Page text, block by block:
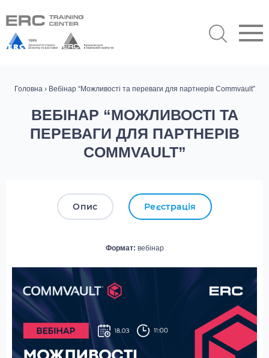
Головна › Вебінар “Можливості та переваги для партнерів Commvault”
ВЕБІНАР “МОЖЛИВОСТІ ТА
ПЕРЕВАГИ ДЛЯ ПАРТНЕРІВ
COMMVAULT”
Опис Реєстрація
Формат: вебінар